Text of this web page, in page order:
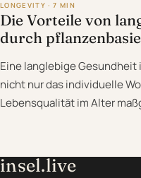
LONGEVITY · 7 MIN
Die Vorteile von
durch
Eine langlebige
nicht nur das individuelle
Lebensqualität im Alter
insel.live